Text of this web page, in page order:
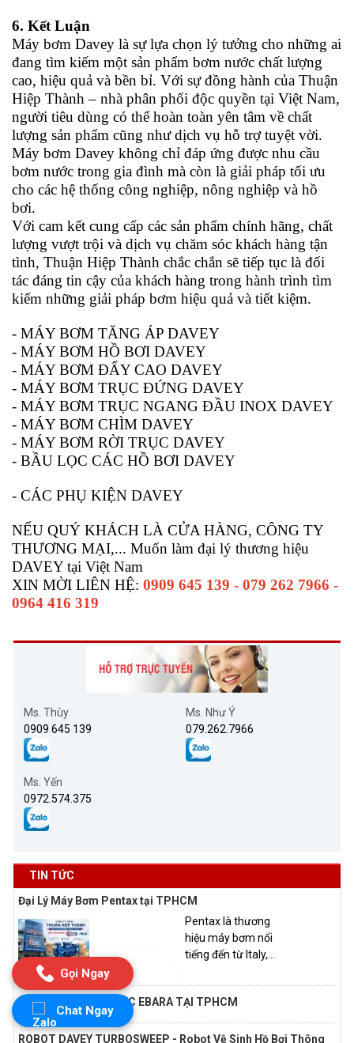
6. Kết Luận
Máy bơm Davey là sự lựa chọn lý tưởng cho những ai
đang tìm kiếm một sản phẩm bơm nước chất lượng
cao, hiệu quả và bền bỉ. Với sự đồng hành của Thuận
Hiệp Thành – nhà phân phối độc quyền tại Việt Nam,
người tiêu dùng có thể hoàn toàn yên tâm về chất
lượng sản phẩm cũng như dịch vụ hỗ trợ tuyệt vời.
Máy bơm Davey không chỉ đáp ứng được nhu cầu
bơm nước trong gia đình mà còn là giải pháp tối ưu
cho các hệ thống công nghiệp, nông nghiệp và hồ
bơi.
Với cam kết cung cấp các sản phẩm chính hãng, chất
lượng vượt trội và dịch vụ chăm sóc khách hàng tận
tình, Thuận Hiệp Thành chắc chắn sẽ tiếp tục là đối
tác đáng tin cậy của khách hàng trong hành trình tìm
kiếm những giải pháp bơm hiệu quả và tiết kiệm.
- MÁY BƠM TĂNG ÁP DAVEY
- MÁY BƠM HỒ BƠI DAVEY
- MÁY BƠM ĐẨY CAO DAVEY
- MÁY BƠM TRỤC ĐỨNG DAVEY
- MÁY BƠM TRỤC NGANG ĐẦU INOX DAVEY
- MÁY BƠM CHÌM DAVEY
- MÁY BƠM RỜI TRỤC DAVEY
- BẦU LỌC CÁC HỒ BƠI DAVEY
- CÁC PHỤ KIỆN DAVEY
NẾU QUÝ KHÁCH LÀ CỬA HÀNG, CÔNG TY
THƯƠNG MẠI,... Muốn làm đại lý thương hiệu
DAVEY tại Việt Nam
XIN MỜI LIÊN HỆ: 0909 645 139 - 079 262 7966 -
0964 416 319
Ms. Thùy
0909 645 139
Ms. Như Ý
079.262.7966
Ms. Yến
0972.574.375
TIN TỨC
Đại Lý Máy Bơm Pentax tại TPHCM
Pentax là thương
hiệu máy bơm nổi
tiếng đến từ Italy,...
ĐẠI LÝ MÁY BƠM NƯỚC EBARA TẠI TPHCM
ROBOT DAVEY TURBOSWEEP - Robot Vệ Sinh Hồ Bơi Thông
Gọi Ngay
Chat Ngay